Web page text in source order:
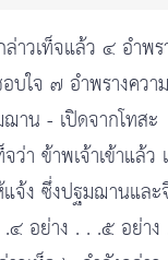
าวเท็จแล้ว ๔ อำพ
บใจ ๗ อำพรางควา
าน - เปิดจากโทสะ
า ข้าพเจ้าเข้าแล้ว
จ้ง ซึ่งปฐมฌานและ
๔ อย่าง . . .๕ อย่า